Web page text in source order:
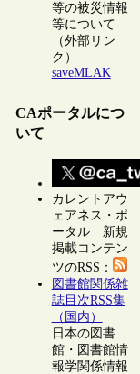
等の被災情報
等について
（外部リン
ク）
saveMLAK
CAポータルにつ
いて
カレントアウ
ェアネス・ポ
ータル 新規
掲載コンテン
ツのRSS：
図書館関係雑
誌目次RSS集
（国内）
日本の図書
館・図書館情
報学関係情報